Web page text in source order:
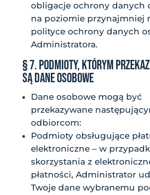
obligacje ochrony danych
na poziomie przynajmniej
polityce ochrony danych
Administratora.
§ 7. PODMIOTY, KTÓRYM
SĄ DANE OSOBOWE
Dane osobowe mogą być
przekazywane
odbiorcom:
Podmioty obsługujące
elektroniczne – w
skorzystania z
płatności, Administrator
Twoje dane wybranemu